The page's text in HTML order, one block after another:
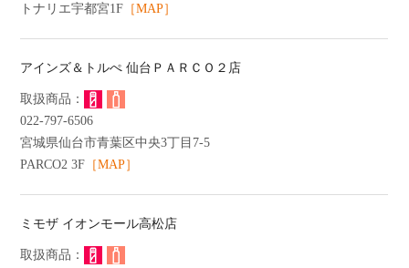
トナリエ宇都宮1F ［MAP］
アインズ＆トルぺ 仙台ＰＡＲＣＯ２店
022-797-6506
宮城県仙台市青葉区中央3丁目7-5
PARCO2 3F ［MAP］
ミモザ イオンモール高松店